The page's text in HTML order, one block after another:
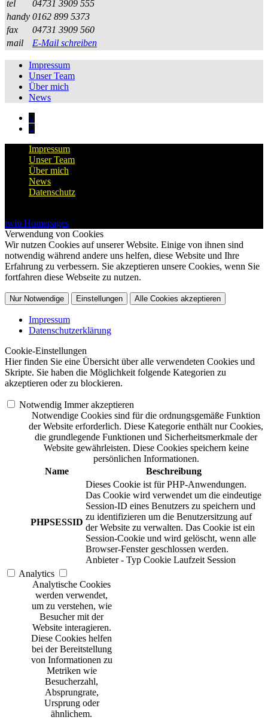
tel
04731 3909 555
handy 0162 899 5373
fax
04731 3909 560
mail
E-Mail schreiben
Impressum
Unser Team
Über mich
News
Impressum
Unser Team
Über mich
News
Datenschutz
twin Homepages
Verwendung von Cookies
Wir nutzen Cookies auf unserer Website. Einige von ihnen sind
notwendig während andere uns helfen, diese Website und Ihre
Erfahrung zu verbessern. Sie akzeptieren unsere Cookies, wenn Sie
fortfahren diese Webseite zu nutzen.
Nur Notwendige Einstellungen Alle Cookies akzeptieren
Impressum
Datenschutzerklärung
Cookie-Einstellungen
Hier finden Sie eine Übersicht über alle verwendeten Cookies und
Skripte. Sie haben die Möglichkeit folgende Kategorien zu
akzeptieren oder zu blockieren.
Notwendig Immer akzeptieren
Notwendige Cookies sind für die ordnungsgemäße Funktion
der Website erforderlich. Diese Kategorie enthält nur Cookies,
die grundlegende Funktionen und Sicherheitsmerkmale der
Website gewährleisten. Diese Cookies speichern keine
persönlichen Informationen.
Name
Beschreibung
PHPSESSID
Dieses Cookie ist für PHP-Anwendungen.
Das Cookie wird verwendet um die eindeutige
Session-ID eines Benutzers zu speichern und
zu identifizieren um die Benutzersitzung auf
der Website zu verwalten. Das Cookie ist ein
Session-Cookie und wird gelöscht, wenn alle
Browser-Fenster geschlossen werden.
Anbieter - Typ Cookie Laufzeit Session
Analytics
Analytische Cookies
werden verwendet,
um zu verstehen, wie
Besucher mit der
Website interagieren.
Diese Cookies helfen
bei der Bereitstellung
von Informationen zu
Metriken wie
Besucherzahl,
Absprungrate,
Ursprung oder
ähnlichem.